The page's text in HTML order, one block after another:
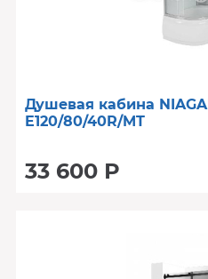
Душевая кабина
E120/80/40R/MT
33 600 Р